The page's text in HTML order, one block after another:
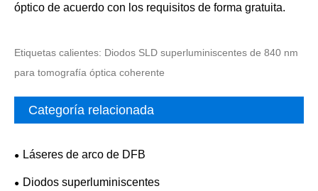
óptico de acuerdo con los requisitos de forma gratuita.
Etiquetas calientes: Diodos SLD superluminiscentes de 840 nm
para tomografía óptica coherente
Categoría relacionada
Láseres de arco de DFB
Diodos superluminiscentes